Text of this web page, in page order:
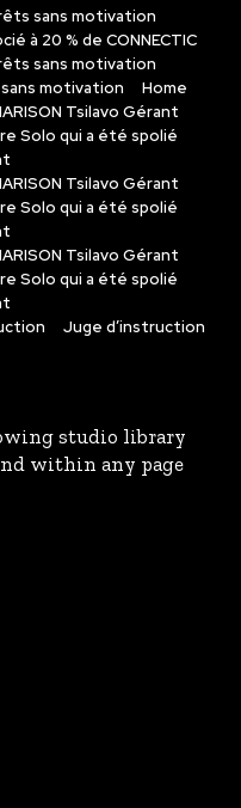
sans motivation
à 20 % de CONNECTIC
sans motivation
motivation
Home
Tsilavo Gérant
Solo qui a été spolié
Tsilavo Gérant
Solo qui a été spolié
Tsilavo Gérant
Solo qui a été spolié
Juge d’instruction
studio library
within any page